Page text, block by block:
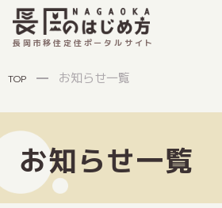
長岡市移住定住ポータルサイト
TOP お知らせ一覧
お知らせ一覧